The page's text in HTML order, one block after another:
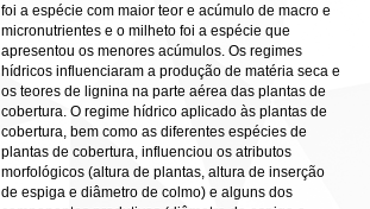
foi a espécie com maior teor e acúmulo de macro e
micronutrientes e o milheto foi a espécie que
apresentou os menores acúmulos. Os regimes
hídricos influenciaram a produção de matéria seca e
os teores de lignina na parte aérea das plantas de
cobertura. O regime hídrico aplicado às plantas de
cobertura, bem como as diferentes espécies de
plantas de cobertura, influenciou os atributos
morfológicos (altura de plantas, altura de inserção
de espiga e diâmetro de colmo) e alguns dos